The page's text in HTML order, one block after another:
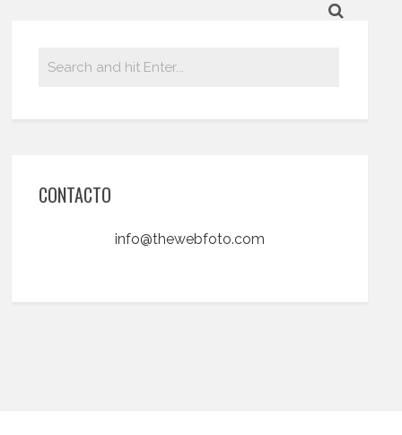
CONTACTO
info@thewebfoto.com